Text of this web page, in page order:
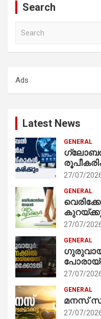
Search
h
Ads
Latest News
GENERAL
27/07/
GENERAL
27/07/
GENERAL
27/07/
GENERAL
മനസ്
27/07/